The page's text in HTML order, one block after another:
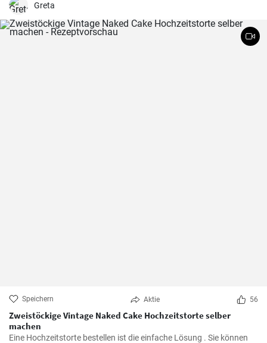
aus.
Greta
Speichern Aktie 56
Zweistöckige Vintage Naked Cake Hochzeitstorte selber
machen
Eine Hochzeitstorte bestellen ist die einfache Lösung . Sie können